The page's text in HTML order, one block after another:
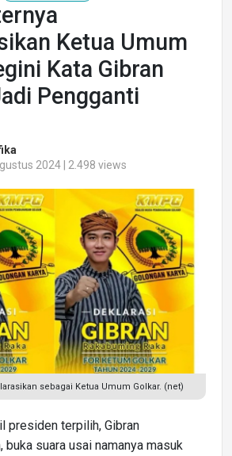
Ketua Umum
Kata Gibran
Pengganti
2024 | 2.498 views
sebagai Ketua Umum Golkar. (net)
presiden terpilih, Gibran
buka suara usai namanya masuk